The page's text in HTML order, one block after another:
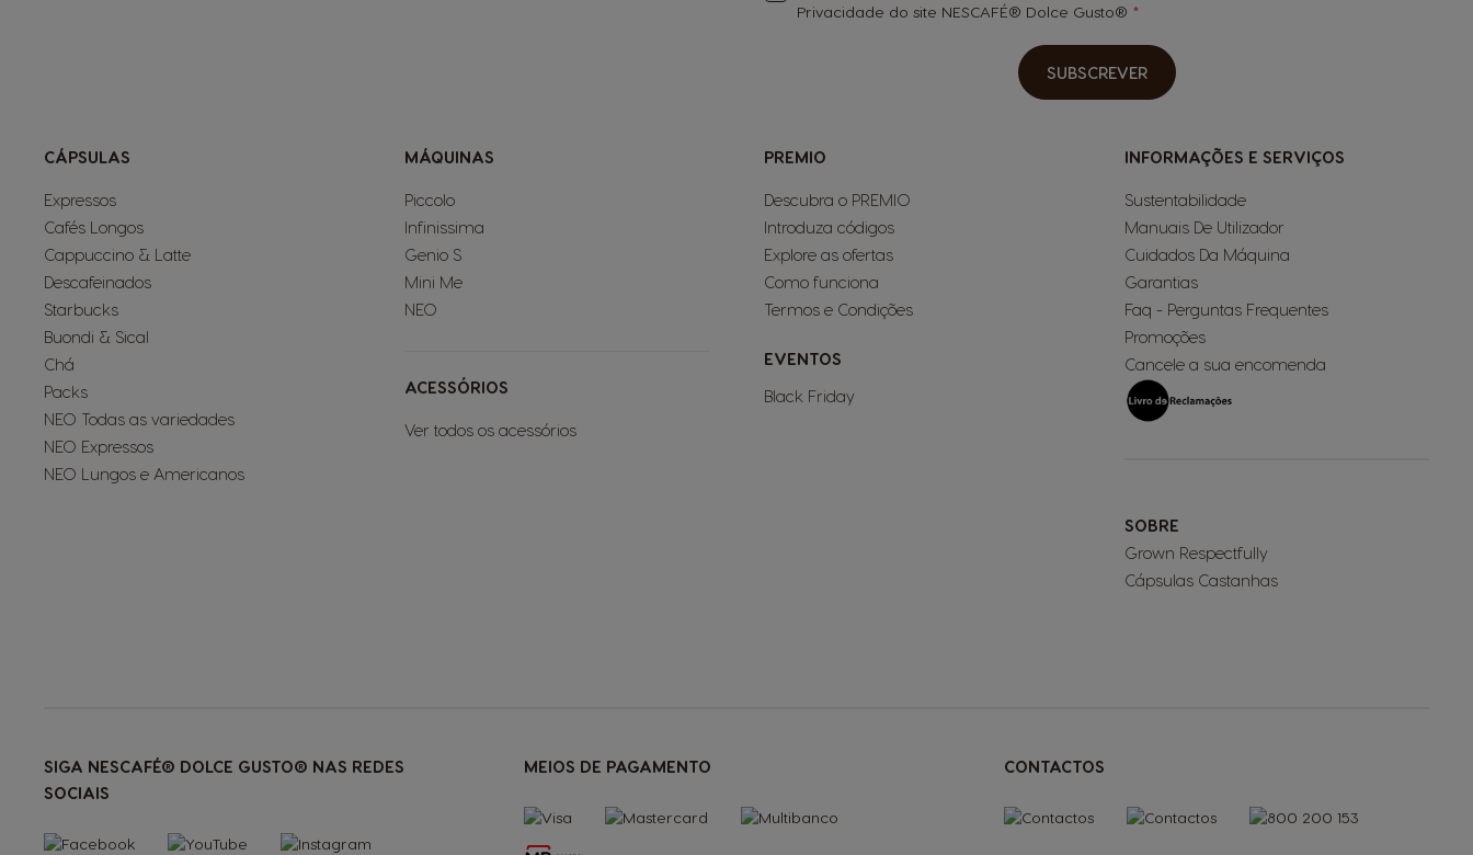
Privacidade do site NESCAFÉ® Dolce Gusto®
SUBSCREVER
CÁPSULAS
Expressos
Cafés Longos
Cappuccino & Latte
Descafeinados
Starbucks
Buondi & Sical
Chá
Packs
NEO Todas as variedades
NEO Expressos
NEO Lungos e Americanos
MÁQUINAS
Piccolo
Infinissima
Genio S
Mini Me
NEO
ACESSÓRIOS
Ver todos os acessórios
PREMIO
Descubra o PREMIO
Introduza códigos
Explore as ofertas
Como funciona
Termos e Condições
EVENTOS
Black Friday
INFORMAÇÕES E SERVIÇOS
Sustentabilidade
Manuais De Utilizador
Cuidados Da Máquina
Garantias
Faq - Perguntas Frequentes
Promoções
Cancele a sua encomenda
SOBRE
Grown Respectfully
Cápsulas Castanhas
SIGA NESCAFÉ® DOLCE GUSTO® NAS REDES
SOCIAIS
MEIOS DE PAGAMENTO CONTACTOS